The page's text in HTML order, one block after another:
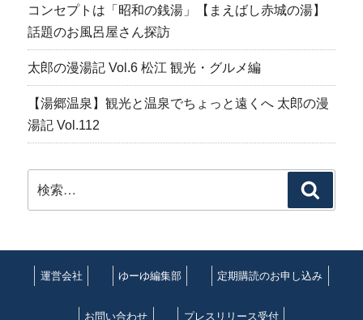
コンセプトは「昭和の銭湯」【まえばし赤城の湯】
話題のお風呂屋さん探訪
太郎の漫湯記 Vol.6 松江 観光・グルメ編
【湯郷温泉】観光と温泉でちょっと遠くへ 太郎の漫
湯記 Vol.112
索
運営会社 ゆーゆ編集部 定期購読のお申し込み
お問い合わせ プレスリリース受付